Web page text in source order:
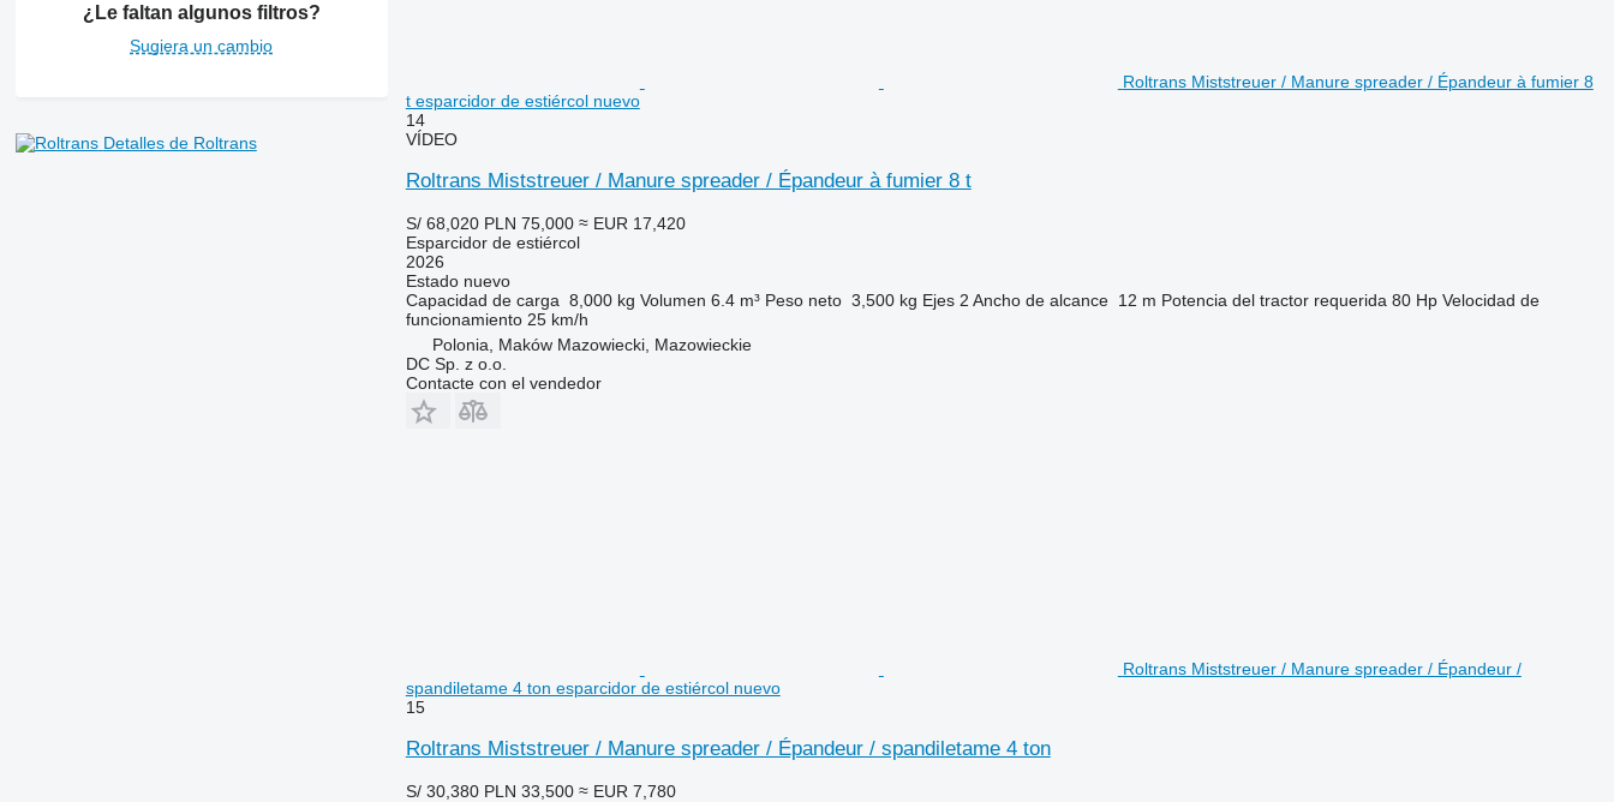
¿Le faltan algunos filtros?
Sugiera un cambio
Detalles de Roltrans
Roltrans Miststreuer / Manure spreader / Épandeur à fumier 8
t esparcidor de estiércol nuevo
14
VÍDEO
Roltrans Miststreuer / Manure spreader / Épandeur à fumier 8 t
S/ 68,020 PLN 75,000 ≈ EUR 17,420
Esparcidor de estiércol
2026
Estadonuevo
Capacidad de carga 8,000 kg Volumen 6.4 m³ Peso neto 3,500 kg Ejes 2 Ancho de alcance 12 m Potencia del tractor requerida 80 Hp Velocidad de
funcionamiento 25 km/h
Polonia, Maków Mazowiecki, Mazowieckie
DC Sp. z o.o.
Contacte con el vendedor
Roltrans Miststreuer / Manure spreader / Épandeur /
spandiletame 4 ton esparcidor de estiércol nuevo
15
Roltrans Miststreuer / Manure spreader / Épandeur / spandiletame 4 ton
S/ 30,380 PLN 33,500 ≈ EUR 7,780